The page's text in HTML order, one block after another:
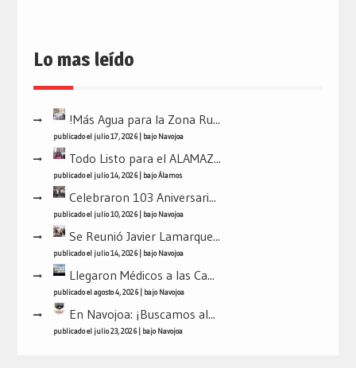
Lo mas leído
!Más Agua para la Zona Ru...
publicado el julio 17, 2026| bajoNavojoa
Todo Listo para el ALAMAZ...
publicado el julio 14, 2026| bajoÁlamos
Celebraron 103 Aniversari...
publicado el julio 10, 2026| bajoNavojoa
Se Reunió Javier Lamarque...
publicado el julio 14, 2026| bajoNavojoa
Llegaron Médicos a las Ca...
publicado el agosto 4, 2026| bajoNavojoa
En Navojoa: ¡Buscamos al...
publicado el julio 23, 2026| bajoNavojoa